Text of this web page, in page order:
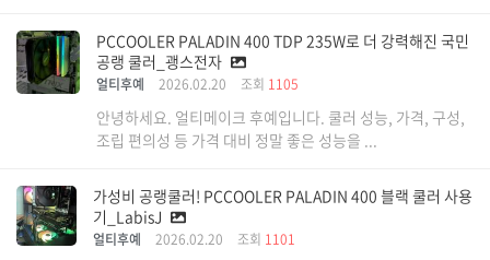
PCCOOLER PALADIN 400 TDP 235W로 더 강력해진 국민
공랭 쿨러_괭스전자
얼티후예 2026.02.20 조회 1105
안녕하세요. 얼티메이크 후예입니다. 쿨러 성능, 가격, 구성,
조립 편의성 등 가격 대비 정말 좋은 성능을 ...
가성비 공랭쿨러! PCCOOLER PALADIN 400 블랙 쿨러 사용
기_LabisJ
얼티후예 2026.02.20 조회 1101